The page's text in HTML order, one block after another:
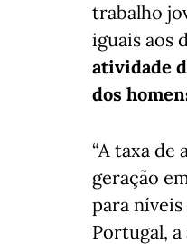
trabalho
iguais aos
atividade
dos
“A taxa
geração
para
Portugal, a